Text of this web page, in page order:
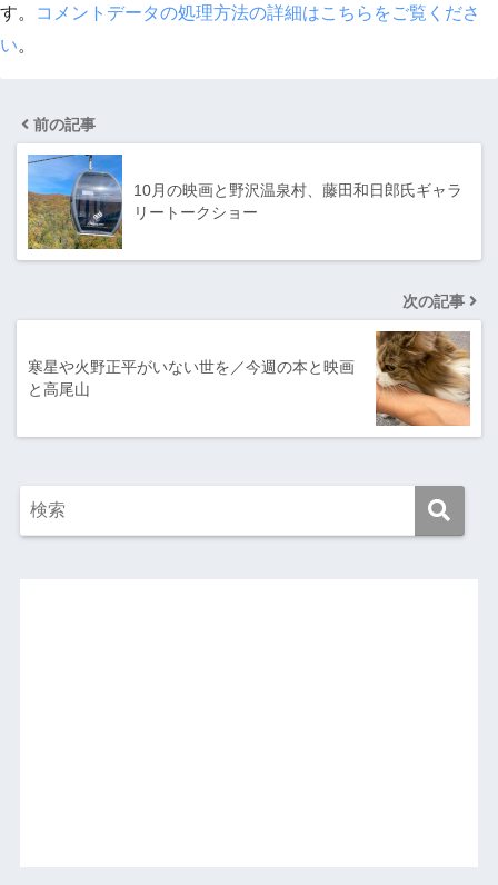
す。
コメントデータの処理方法の詳細はこちらをご覧くださ
い。
前の記事
10月の映画と野沢温泉村、藤田和日郎氏ギャラ
リートークショー
次の記事
寒星や火野正平がいない世を／今週の本と映画
と高尾山